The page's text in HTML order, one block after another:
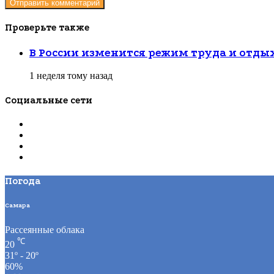
Проверьте также
ЗакрытьВ России изменится режим труда и
1 неделя тому назад
Социальные сети
Погода
Самара
Рассеянные облака
20 ℃
31º - 20º
60%